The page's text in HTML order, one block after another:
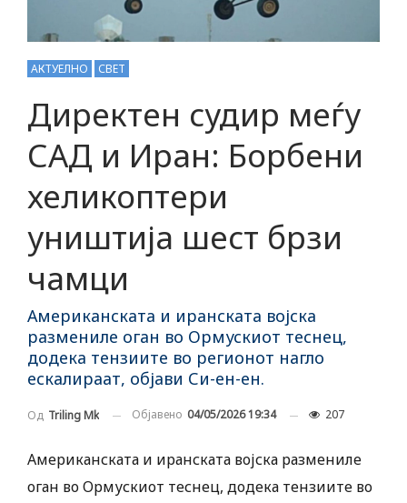
АКТУЕЛНО СВЕТ
Директен судир меѓу
САД и Иран: Борбени
хеликоптери
уништија шест брзи
чамци
Американската и иранската војска
размениле оган во Ормускиот теснец,
додека тензиите во регионот нагло
ескалираат, објави Си-ен-ен.
Од Triling Mk Објавено 04/05/2026 19:34 207
Американската и иранската војска размениле
оган во Ормускиот теснец, додека тензиите во